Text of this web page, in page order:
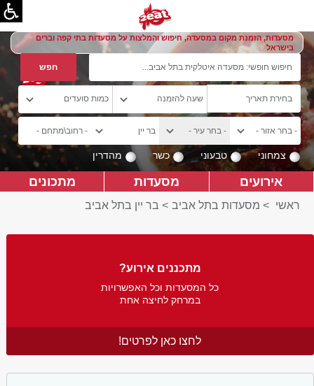
מסעדות, הזמנת מקום במסעדה, חיפוש והמלצות על מסעדות בתי קפה וברים
בישראל
צמחוני טבעוני כשר מהדרין
אירועים מסעדות מתכונים
ראשי > מסעדות בתל אביב > בר יין בתל אביב
מתכננים אירוע?
כל המסעדות וכל האפשרויות
במרחק לחיצה אחת
לחצו כאן לפרטים!